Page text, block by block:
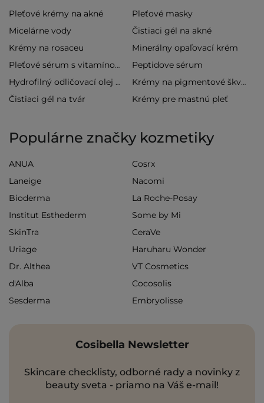
Pleťové krémy na akné
Pleťové masky
Micelárne vody
Čistiaci gél na akné
Krémy na rosaceu
Minerálny opaľovací krém
Pleťové sérum s vitamínom C Peptidove sérum
Hydrofilný odličovací olej na tvár Krémy na pigmentové škvrny
Čistiaci gél na tvár Krémy pre mastnú pleť
Populárne značky kozmetiky
ANUA
Cosrx
Laneige
Nacomi
Bioderma
La Roche-Posay
Institut Esthederm
Some by Mi
SkinTra
CeraVe
Uriage
Haruharu Wonder
Dr. Althea
VT Cosmetics
d'Alba
Cocosolis
Sesderma
Embryolisse
Cosibella Newsletter
Skincare checklisty, odborné rady a novinky z
beauty sveta - priamo na Váš e-mail!